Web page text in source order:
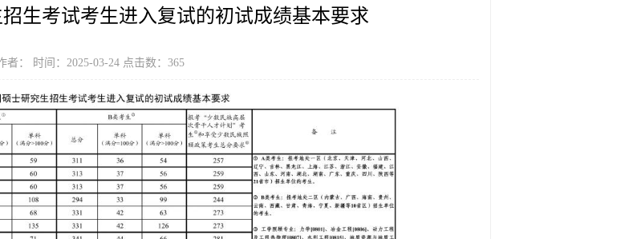
生考试考生进入复试的初试成绩基本要求
者： 时间：2025-03-24 点击数： 365